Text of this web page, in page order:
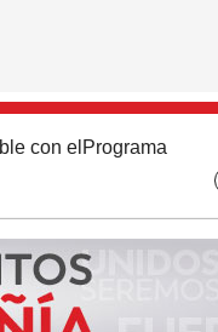
con el Programa